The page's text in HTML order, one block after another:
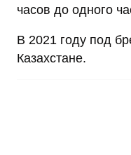
часов до одного
В 2021 году под
Казахстане.